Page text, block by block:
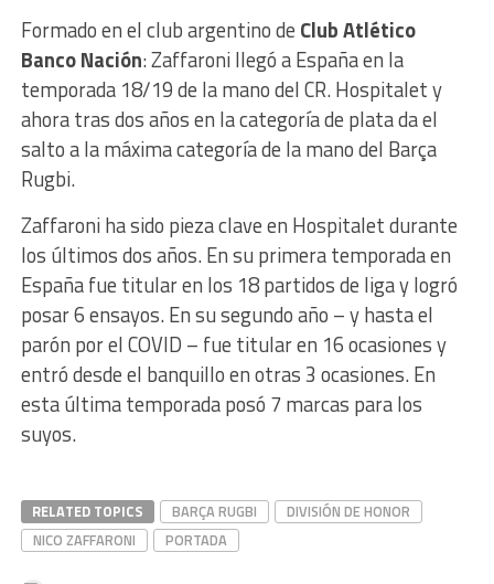
Formado en el club argentino de Club Atlético
Banco Nación: Zaffaroni llegó a España en la
temporada 18/19 de la mano del CR. Hospitalet y
ahora tras dos años en la categoría de plata da el
salto a la máxima categoría de la mano del Barça
Rugbi.
Zaffaroni ha sido pieza clave en Hospitalet durante
los últimos dos años. En su primera temporada en
España fue titular en los 18 partidos de liga y logró
posar 6 ensayos. En su segundo año – y hasta el
parón por el COVID – fue titular en 16 ocasiones y
entró desde el banquillo en otras 3 ocasiones. En
esta última temporada posó 7 marcas para los
suyos.
RELATED TOPICS BARÇA RUGBI
DIVISIÓN DE HONOR
NICO ZAFFARONI
PORTADA